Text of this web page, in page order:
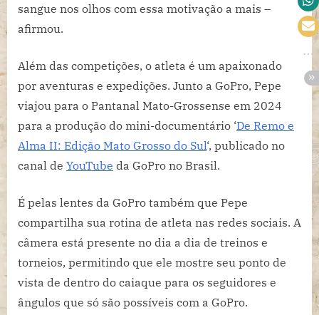
sangue nos olhos com essa motivação a mais –
afirmou.
Além das competições, o atleta é um apaixonado
por aventuras e expedições. Junto a GoPro, Pepe
viajou para o Pantanal Mato-Grossense em 2024
para a produção do mini-documentário ‘De Remo e
Alma II: Edição Mato Grosso do Sul‘, publicado no
canal de YouTube da GoPro no Brasil.
É pelas lentes da GoPro também que Pepe
compartilha sua rotina de atleta nas redes sociais. A
câmera está presente no dia a dia de treinos e
torneios, permitindo que ele mostre seu ponto de
vista de dentro do caiaque para os seguidores e
ângulos que só são possíveis com a GoPro.